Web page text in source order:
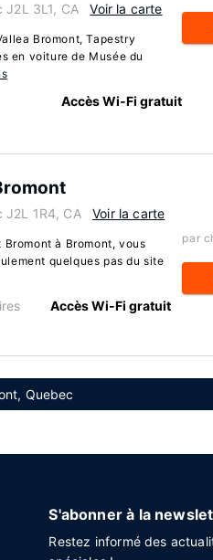
J2L 3L1, CA Voir la carte
Bromont, Tapestry
en voiture de Musée du
Accès Wi-Fi gratuit
J2L 1R4, CA Voir la carte
à Bromont, vous
quelques pas du site
Accès Wi-Fi gratuit
par
Quebec
S'abonner à la
Restez informé des